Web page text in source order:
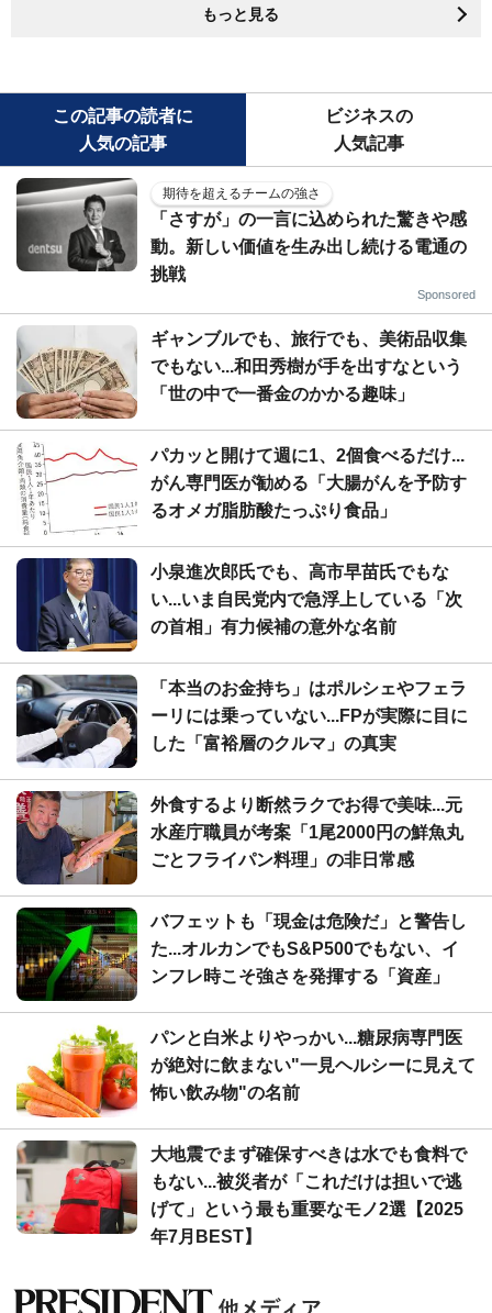
もっと見る
この記事の読者に
人気の記事
ビジネスの
人気記事
期待を超えるチームの強さ
「さすが」の一言に込められた驚きや感
動。新しい価値を生み出し続ける電通の
挑戦
Sponsored
ギャンブルでも、旅行でも、美術品収集
でもない...和田秀樹が手を出すなという
「世の中で一番金のかかる趣味」
パカッと開けて週に1、2個食べるだけ...
がん専門医が勧める「大腸がんを予防す
るオメガ脂肪酸たっぷり食品」
小泉進次郎氏でも、高市早苗氏でもな
い...いま自民党内で急浮上している「次
の首相」有力候補の意外な名前
「本当のお金持ち」はポルシェやフェラ
ーリには乗っていない...FPが実際に目に
した「富裕層のクルマ」の真実
外食するより断然ラクでお得で美味...元
水産庁職員が考案「1尾2000円の鮮魚丸
ごとフライパン料理」の非日常感
バフェットも「現金は危険だ」と警告し
た...オルカンでもS&P500でもない、イ
ンフレ時こそ強さを発揮する「資産」
パンと白米よりやっかい...糖尿病専門医
が絶対に飲まない"一見ヘルシーに見えて
怖い飲み物"の名前
大地震でまず確保すべきは水でも食料で
もない...被災者が「これだけは担いで逃
げて」という最も重要なモノ2選【2025
年7月BEST】